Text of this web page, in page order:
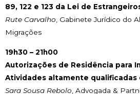
89, 122 e 123 da Lei de
Rute Carvalho, Gabinete Jurídico do
Migrações
19h30 – 21h00
Autorizações de Residência para
Atividades altamente qualificadas
Sara Sousa Rebolo , Advogada &